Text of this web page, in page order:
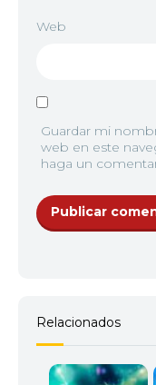
Web
Guardar mi
web en este
haga un
Relacionados